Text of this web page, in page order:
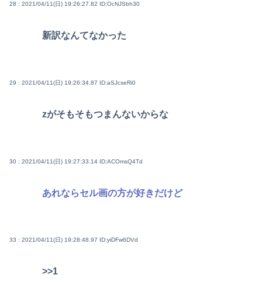
28 : 2021/04/11(日) 19:26:27.82 ID:OcNJSbh30
新訳なんてなかった
29 : 2021/04/11(日) 19:26:34.87 ID:aSJcseRi0
zがそもそもつまんないからな
30 : 2021/04/11(日) 19:27:33.14 ID:ACOmsQ4Td
あれならセル画の方が好きだけど
33 : 2021/04/11(日) 19:28:48.97 ID:yiDFw6DVd
>>1